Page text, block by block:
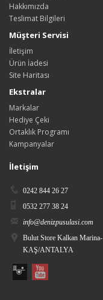
Hakkımızda
Teslimat Bilgileri
Müşteri Servisi
İletişim
Ürün İadesi
Site Haritası
Ekstralar
Markalar
Hediye Çeki
Ortaklık Programı
Kampanyalar
İletişim
0242 844 26 27
0532 277 38 24
info@denizpusulasi.com
Bulut Store Kalkan Marina-
KAŞ/ANTALYA